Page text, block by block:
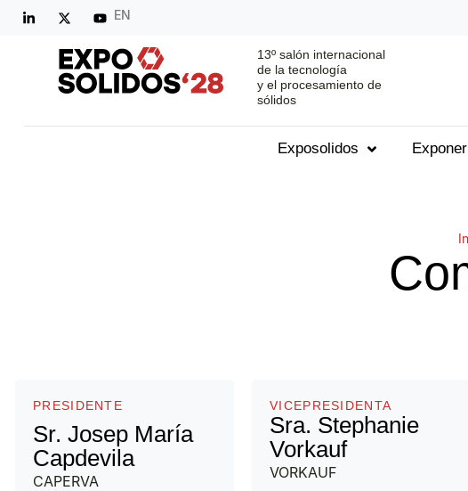
EN
13º salón internacional
de la tecnología
y el procesamiento de
sólidos
Exposolidos Exponer
PRESIDENTE
Sr. Josep María
Capdevila
CAPERVA
VICEPRESIDENTA
Sra. Stephanie
Vorkauf
VORKAUF